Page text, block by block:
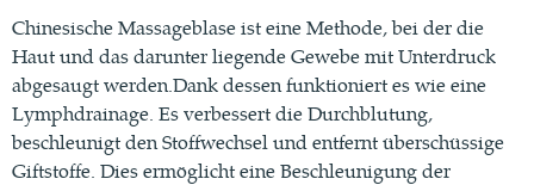
Chinesische Massageblase ist eine Methode, bei der die
Haut und das darunter liegende Gewebe mit Unterdruck
abgesaugt werden.Dank dessen funktioniert es wie eine
Lymphdrainage. Es verbessert die Durchblutung,
beschleunigt den Stoffwechsel und entfernt überschüssige
Giftstoffe. Dies ermöglicht eine Beschleunigung der